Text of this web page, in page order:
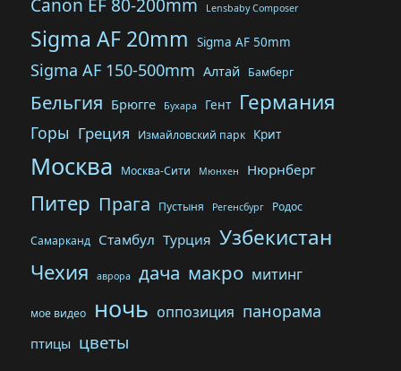
Canon EF 80-200mm Lensbaby Composer
Sigma AF 20mm Sigma AF 50mm
Sigma AF 150-500mm Алтай Бамберг
Бельгия Брюгге Бухара Гент Германия
Горы Греция Измайловский парк Крит
Москва Москва-Сити Мюнхен Нюрнберг
Питер Прага Пустыня Регенсбург Родос
Самарканд Стамбул Турция Узбекистан
Чехия аврора дача макро митинг
мое видео ночь оппозиция панорама
птицы цветы